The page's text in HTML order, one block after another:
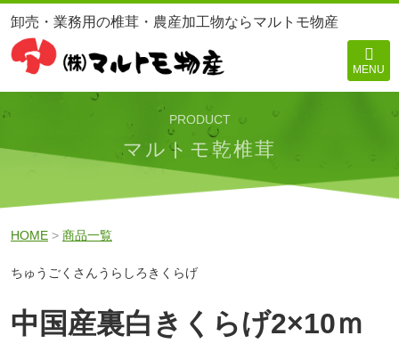
卸売・業務用の椎茸・農産加工物ならマルトモ物産
MENU
PRODUCT
マルトモ乾椎茸
HOME > 商品一覧
ちゅうごくさんうらしろきくらげ
中国産裏白きくらげ2×10ｍ